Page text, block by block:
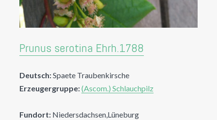
Prunus serotina Ehrh.1788
Deutsch:Spaete Traubenkirsche
Erzeugergruppe:(Ascom.) Schlauchpilz
Fundort: Niedersdachsen,Lüneburg